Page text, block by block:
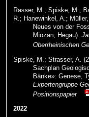
Rasser, M.; Spiske, M.;
R.; Hanewinkel, A.;
Neues von der
Miozän, Hegau).
Oberrheinischen
Spiske, M.; Strasser, A.
Sachplan
Bänke»: Genese,
Expertengruppe
Positionspapier
2022